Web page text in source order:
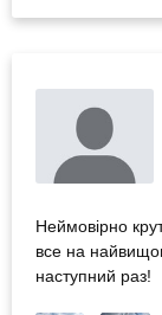
Неймовірно
все на
наступний раз!